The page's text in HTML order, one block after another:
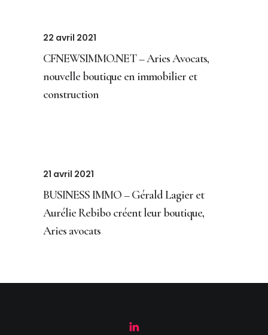
22 avril 2021
CFNEWSIMMO.NET – Aries Avocats,
nouvelle boutique en immobilier et
construction
21 avril 2021
BUSINESS IMMO – Gérald Lagier et
Aurélie Rebibo créent leur boutique,
Aries avocats